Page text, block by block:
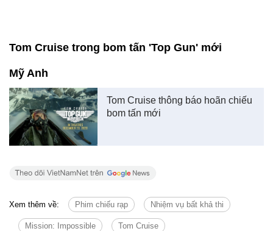
Tom Cruise trong bom tấn 'Top Gun' mới
Mỹ Anh
Tom Cruise thông báo hoãn chiếu
bom tấn mới
Xem thêm về: Phim chiếu rạp Nhiệm vụ bất khả thi
Mission: Impossible Tom Cruise